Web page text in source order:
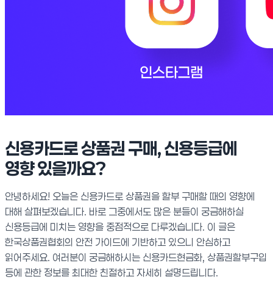
신용카드로 상품권 구매, 신용등급에
영향 있을까요?
안녕하세요! 오늘은 신용카드로 상품권을 할부 구매할 때의 영향에
대해 살펴보겠습니다. 바로 그중에서도 많은 분들이 궁금해하실
신용등급에 미치는 영향을 중점적으로 다루겠습니다. 이 글은
한국상품권협회의 안전 가이드에 기반하고 있으니 안심하고
읽어주세요. 여러분이 궁금해하시는 신용카드현금화, 상품권할부구입
등에 관한 정보를 최대한 친절하고 자세히 설명드립니다.